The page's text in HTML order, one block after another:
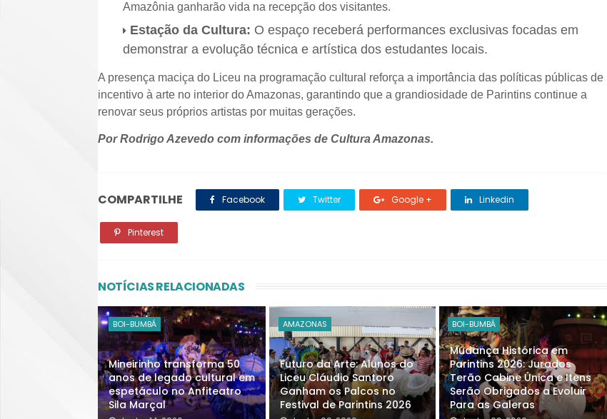
Amazônia ganharão vida na recepção dos visitantes.
Estação da Cultura: O espaço receberá performances exclusivas focadas em
demonstrar a evolução técnica e artística dos estudantes locais.
A presença maciça do Liceu na programação cultural reforça a importância das políticas públicas de
incentivo à arte no interior do Amazonas, garantindo que a grandiosidade de Parintins continue a
renovar seus próprios artistas por muitas gerações.
Por Rodrigo Azevedo com informações de Cultura Amazonas.
COMPARTILHE Facebook Twitter Google + Linkedin
Pinterest
NOTÍCIAS RELACIONADAS
BOI-BUMBÁ
Mineirinho transforma 50
anos de legado cultural em
espetáculo no Anfiteatro
Sila Marçal
AMAZONAS
Futuro da Arte: Alunos do
Liceu Cláudio Santoro
Ganham os Palcos no
Festival de Parintins 2026
BOI-BUMBÁ
Mudança Histórica em
Parintins 2026: Jurados
Terão Cabine Única e Itens
Serão Obrigados a Evoluir
Para as Galeras